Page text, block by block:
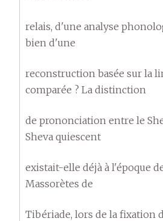
relais, d'une analyse
bien d'une
reconstruction basée sur la
comparée ? La distinction
de prononciation entre le
Sheva quiescent
existait-elle déjà à l'époque
Massorètes de
Tibériade, lors de la fixation